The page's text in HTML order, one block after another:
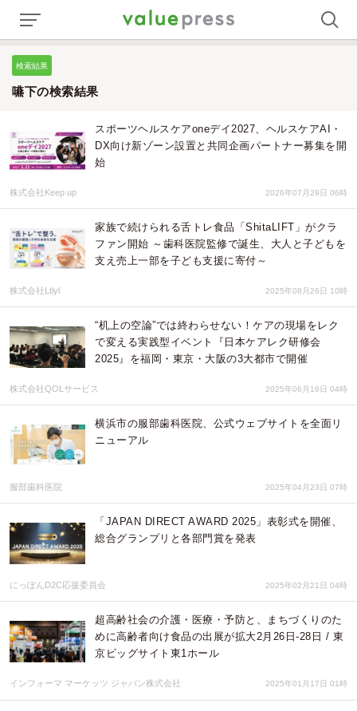
検索結果
嚥下の検索結果
スポーツヘルスケアoneデイ2027、ヘルスケアAI・
DX向け新ゾーン設置と共同企画パートナー募集を開
始
株式会社Keep up 2026年07月29日 06時
家族で続けられる舌トレ食品「ShitaLIFT」がクラ
ファン開始 ～歯科医院監修で誕生、大人と子どもを
支え売上一部を子ども支援に寄付～
株式会社Ltlyl 2025年08月26日 10時
“机上の空論”では終わらせない！ケアの現場をレク
で変える実践型イベント『日本ケアレク研修会
2025』を福岡・東京・大阪の3大都市で開催
株式会社QOLサービス 2025年06月16日 04時
横浜市の服部歯科医院、公式ウェブサイトを全面リ
ニューアル
服部歯科医院 2025年04月23日 07時
「JAPAN DIRECT AWARD 2025」表彰式を開催、
総合グランプリと各部門賞を発表
にっぽんD2C応援委員会 2025年02月21日 04時
超高齢社会の介護・医療・予防と、まちづくりのた
めに高齢者向け食品の出展が拡大2月26日-28日 / 東
京ビッグサイト東1ホール
インフォーマ マーケッツ ジャパン株式会社 2025年01月17日 01時